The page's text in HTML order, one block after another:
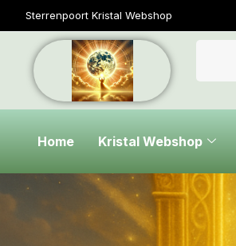
Sterrenpoort Kristal Webshop
Home Kristal Webshop